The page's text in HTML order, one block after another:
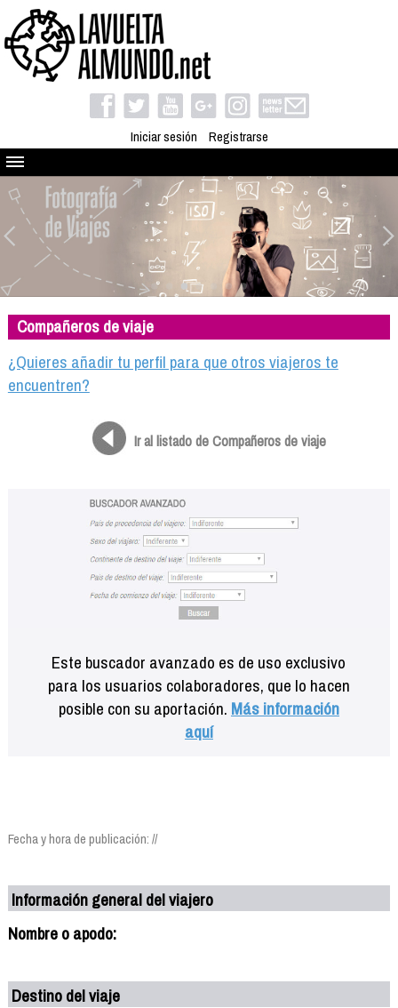
Iniciar sesión Registrarse
Quienes somos
El proyecto
Blog
Viaja con nosotros
Camino solidario
Libros
Compañeros de viaje
Compañeros de viaje
¿Quieres añadir tu perfil para que otros viajeros te
encuentren?
Ir al listado de Compañeros de viaje
Este buscador avanzado es de uso exclusivo
para los usuarios colaboradores, que lo hacen
posible con su aportación. Más información
aquí
Fecha y hora de publicación: //
Información general del viajero
Nombre o apodo:
Destino del viaje